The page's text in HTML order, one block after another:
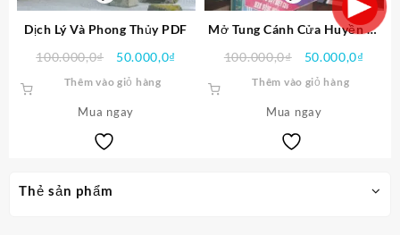
Thẻ sản phẩm
Dịch Lý Và Phong Thủy PDF
100.000,0₫
Giá
gốc
100.000,0₫.
50.000,0₫
Thêm vào giỏ hàng
Mua ngay
Mở Tung Cánh Cửa Huyền Vi
100.000,0₫
Giá
gốc
100.000,0₫.
50.000,0₫
Thêm vào giỏ hàng
Mua ngay